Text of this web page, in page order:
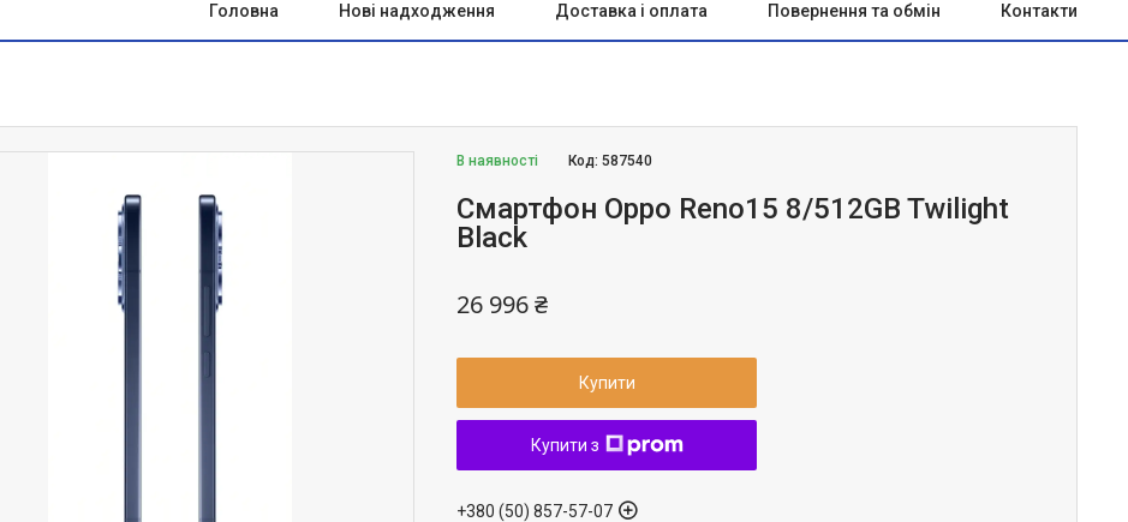
Головна Нові надходження Доставка і оплата Повернення та обмін Контакти
В наявності Код:587540
Смартфон Oppo Reno15 8/512GB Twilight
Black
26 996 ₴
Купити
Купити з
+380 (50) 857-57-07